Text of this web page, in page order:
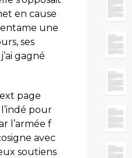
en cause
entame une
ses
gagné
page
pour
l’armée f
avec
soutiens